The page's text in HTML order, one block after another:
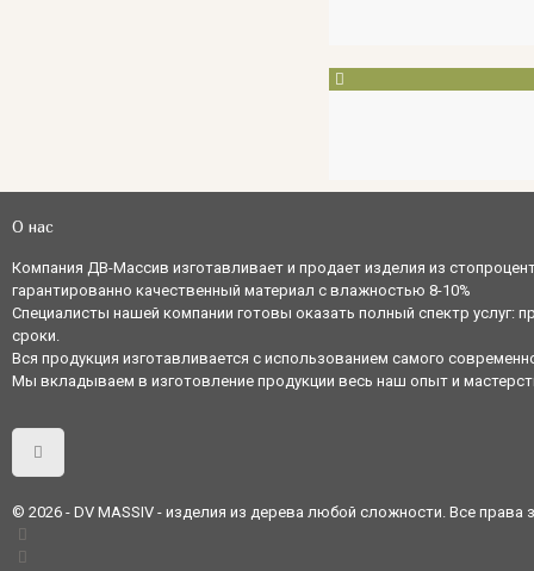
О нас
Компания ДВ-Массив изготавливает и продает изделия из
гарантированно качественный материал с влажностью 8-10%
Специалисты нашей компании готовы оказать полный спектр услуг:
сроки.
Вся продукция изготавливается с использованием самого
Мы вкладываем в изготовление продукции весь наш опыт и
© 2026 - DV MASSIV - изделия из дерева любой сложности. Все права